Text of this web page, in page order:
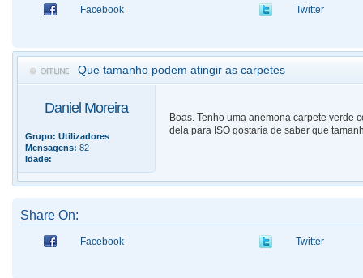
Facebook Twitter
Que tamanho podem atingir as carpetes
Daniel Moreira
Grupo: Utilizadores
Mensagens: 82
Idade:
Boas. Tenho uma anémona carpete verde
dela para ISO gostaria de saber que
Share On:
Facebook Twitter